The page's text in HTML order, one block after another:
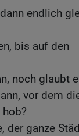
endlich
bis auf den
noch glaubt
vor dem
der ganze